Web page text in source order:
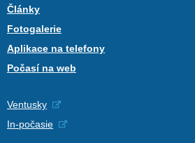
Články
Fotogalerie
Aplikace na telefony
Počasí na web
Ventusky
In-počasie